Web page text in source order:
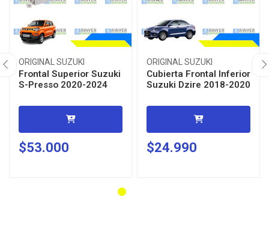
ORIGINAL SUZUKI
Frontal Superior Suzuki
S-Presso 2020-2024
$53.000
ORIGINAL SUZUKI
Cubierta Frontal Inferior
Suzuki Dzire 2018-2020
$24.990